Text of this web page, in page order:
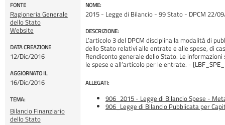
FONTE
Ragioneria Generale
dello Stato
Website
DATA CREAZIONE
12/Dic/2016
AGGIORNATO IL
16/Dic/2016
TEMA:
Bilancio Finanziario
dello Stato
NOME:
2015 - Legge di Bilancio - 99 Stato - DPCM 22/
DESCRIZIONE:
L’articolo 3 del DPCM disciplina la modalità di
dello Stato relativi alle entrate e alle spese, di
Rendiconto generale dello Stato. Le
le spese e all’articolo per le entrate. -
ALLEGATI:
906_2015 - Legge di Bilancio Spese -
906_Legge di Bilancio Pubblicata per